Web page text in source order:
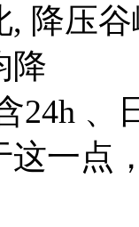
, 降压
降
24h 、
这一点